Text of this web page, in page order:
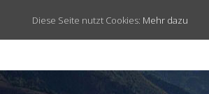
Diese Seite nutzt Cookies: Mehr dazu